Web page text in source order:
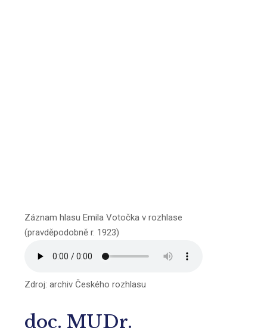
Záznam hlasu Emila Votočka v rozhlase
(pravděpodobně r. 1923)
Zdroj: archiv Českého rozhlasu
doc. MUDr.